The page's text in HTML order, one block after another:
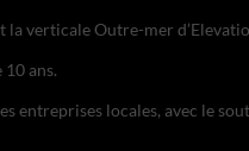
la verticale Outre-mer
ans.
entreprises locales, avec le